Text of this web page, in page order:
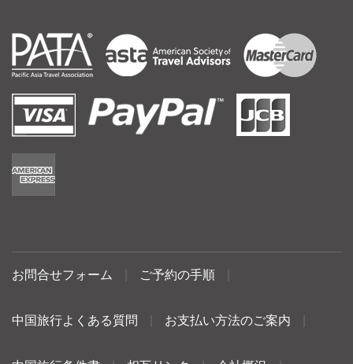
お問合せフォーム ご予約の手順
中国旅行よくある質問 お支払い方法のご案内